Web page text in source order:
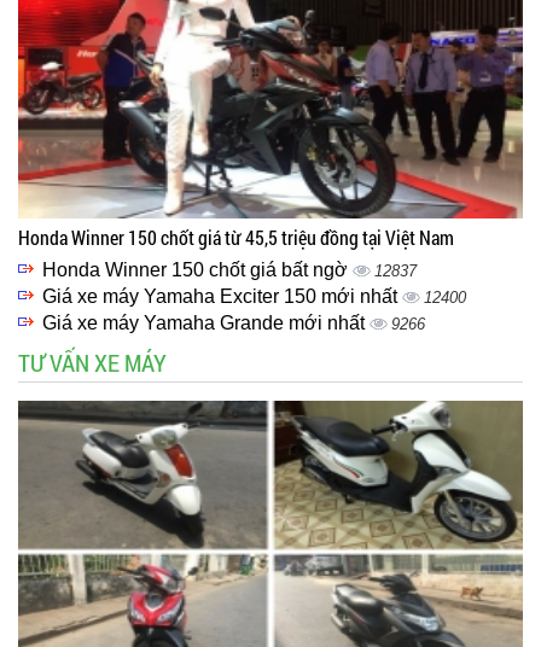
Honda Winner 150 chốt giá từ 45,5 triệu đồng tại Việt Nam
Honda Winner 150 chốt giá bất ngờ 12837
Giá xe máy Yamaha Exciter 150 mới nhất 12400
Giá xe máy Yamaha Grande mới nhất 9266
TƯ VẤN XE MÁY